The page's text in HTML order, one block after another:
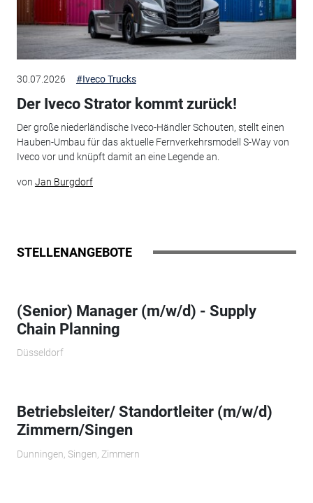
30.07.2026 #Iveco Trucks
Der Iveco Strator kommt zurück!
Der große niederländische Iveco-Händler Schouten, stellt einen
Hauben-Umbau für das aktuelle Fernverkehrsmodell S-Way von
Iveco vor und knüpft damit an eine Legende an.
von Jan Burgdorf
STELLENANGEBOTE
(Senior) Manager (m/w/d) - Supply
Chain Planning
Düsseldorf
Betriebsleiter/ Standortleiter (m/w/d)
Zimmern/Singen
Dunningen, Singen, Zimmern